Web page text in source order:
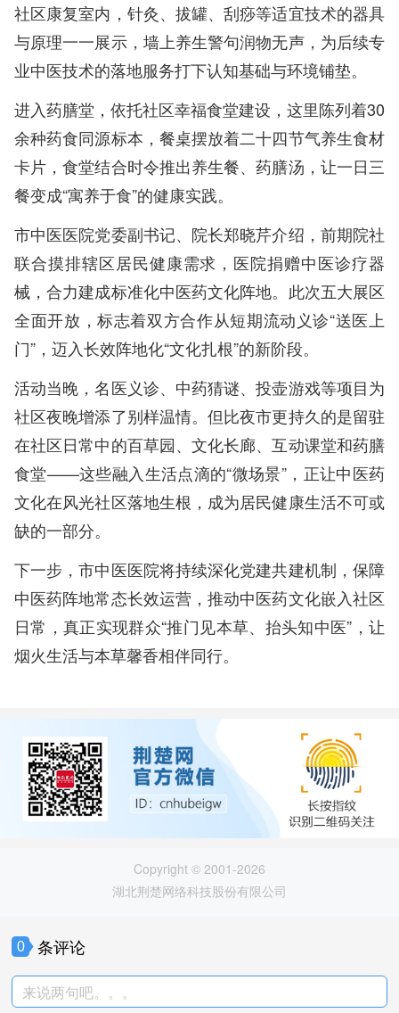
社区康复室内，针灸、拔罐、刮痧等适宜技术的器具
与原理一一展示，墙上养生警句润物无声，为后续专
业中医技术的落地服务打下认知基础与环境铺垫。
进入药膳堂，依托社区幸福食堂建设，这里陈列着30
余种药食同源标本，餐桌摆放着二十四节气养生食材
卡片，食堂结合时令推出养生餐、药膳汤，让一日三
餐变成“寓养于食”的健康实践。
市中医医院党委副书记、院长郑晓芹介绍，前期院社
联合摸排辖区居民健康需求，医院捐赠中医诊疗器
械，合力建成标准化中医药文化阵地。此次五大展区
全面开放，标志着双方合作从短期流动义诊“送医上
门”，迈入长效阵地化“文化扎根”的新阶段。
活动当晚，名医义诊、中药猜谜、投壶游戏等项目为
社区夜晚增添了别样温情。但比夜市更持久的是留驻
在社区日常中的百草园、文化长廊、互动课堂和药膳
食堂——这些融入生活点滴的“微场景”，正让中医药
文化在风光社区落地生根，成为居民健康生活不可或
缺的一部分。
下一步，市中医医院将持续深化党建共建机制，保障
中医药阵地常态长效运营，推动中医药文化嵌入社区
日常，真正实现群众“推门见本草、抬头知中医”，让
烟火生活与本草馨香相伴同行。
Copyright © 2001-2026
湖北荆楚网络科技股份有限公司
0 条评论
来说两句吧。。。